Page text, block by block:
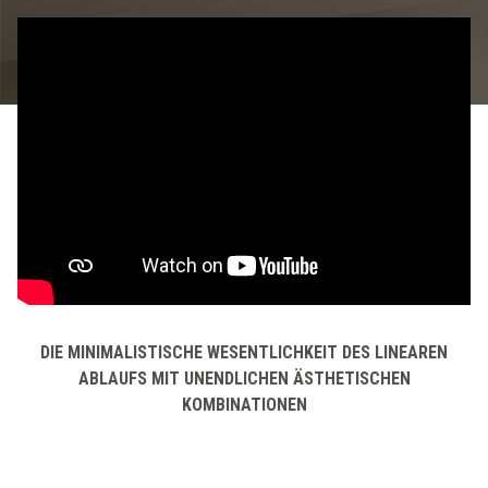
DIE MINIMALISTISCHE WESENTLICHKEIT DES LINEAREN
ABLAUFS MIT UNENDLICHEN ÄSTHETISCHEN
KOMBINATIONEN